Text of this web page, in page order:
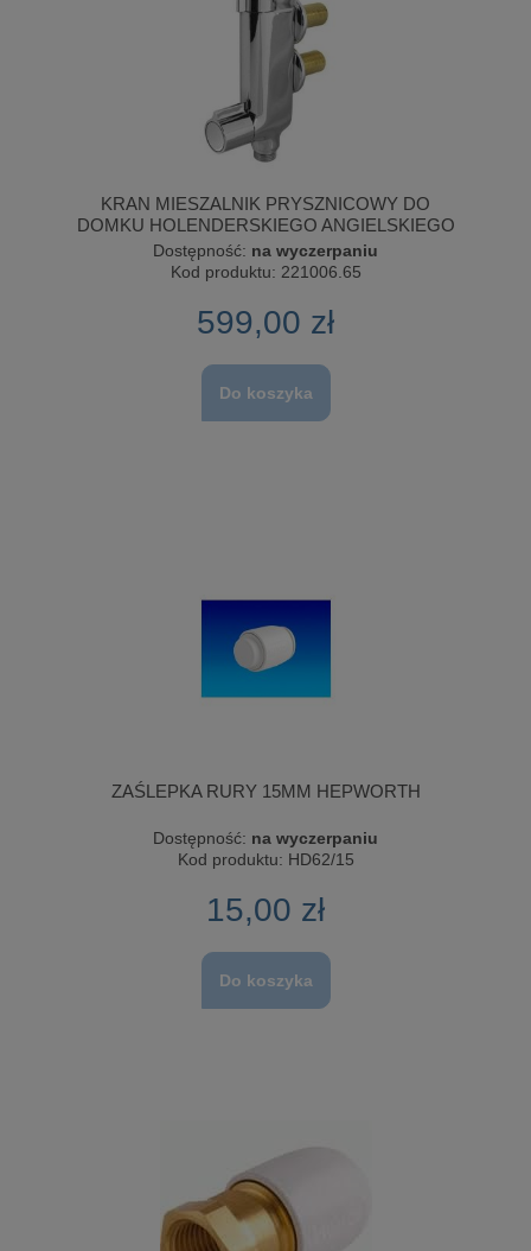
KRAN MIESZALNIK PRYSZNICOWY DO
DOMKU HOLENDERSKIEGO ANGIELSKIEGO
Dostępność: na wyczerpaniu
Kod produktu: 221006.65
599,00 zł
Do koszyka
ZAŚLEPKA RURY 15MM HEPWORTH
Dostępność: na wyczerpaniu
Kod produktu: HD62/15
15,00 zł
Do koszyka